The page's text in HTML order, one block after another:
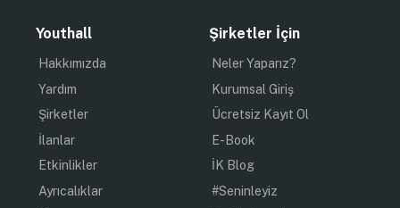
Youthall
Hakkımızda
Yardım
Şirketler
İlanlar
Etkinlikler
Ayrıcalıklar
Şirketler İçin
Neler Yaparız?
Kurumsal Giriş
Ücretsiz Kayıt Ol
E-Book
İK Blog
#Seninleyiz